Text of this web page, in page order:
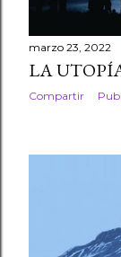
marzo 23, 2022
LA
Compartir